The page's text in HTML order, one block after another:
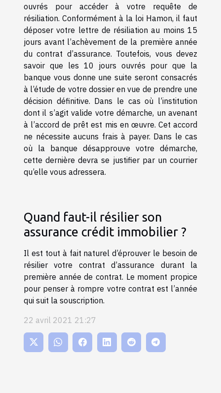
ouvrés pour accéder à votre requête de
résiliation. Conformément à la loi Hamon, il faut
déposer votre lettre de résiliation au moins 15
jours avant l’achèvement de la première année
du contrat d’assurance. Toutefois, vous devez
savoir que les 10 jours ouvrés pour que la
banque vous donne une suite seront consacrés
à l’étude de votre dossier en vue de prendre une
décision définitive. Dans le cas où l’institution
dont il s’agit valide votre démarche, un avenant
à l’accord de prêt est mis en œuvre. Cet accord
ne nécessite aucuns frais à payer. Dans le cas
où la banque désapprouve votre démarche,
cette dernière devra se justifier par un courrier
qu’elle vous adressera.
Quand faut-il résilier son
assurance crédit immobilier ?
Il est tout à fait naturel d’éprouver le besoin de
résilier votre contrat d’assurance durant la
première année de contrat. Le moment propice
pour penser à rompre votre contrat est l’année
qui suit la souscription.
22 avril 2021 21:27